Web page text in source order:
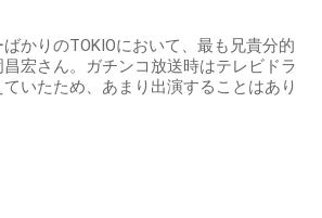
かりのTOKIOにおいて、最も兄貴分的
宏さん。ガチンコ放送時はテレビドラ
いたため、あまり出演することはあり